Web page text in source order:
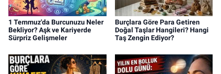
1 Temmuz'da Burcunuzu Neler
Bekliyor? Aşk ve Kariyerde
Sürpriz Gelişmeler
Burçlara Göre Para Getiren
Doğal Taşlar Hangileri? Hangi
Taş Zengin Ediyor?